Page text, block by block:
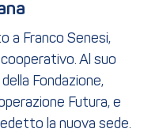
a Franco Senesi,
Al suo
Fondazione,
Futura, e
la nuova sede.